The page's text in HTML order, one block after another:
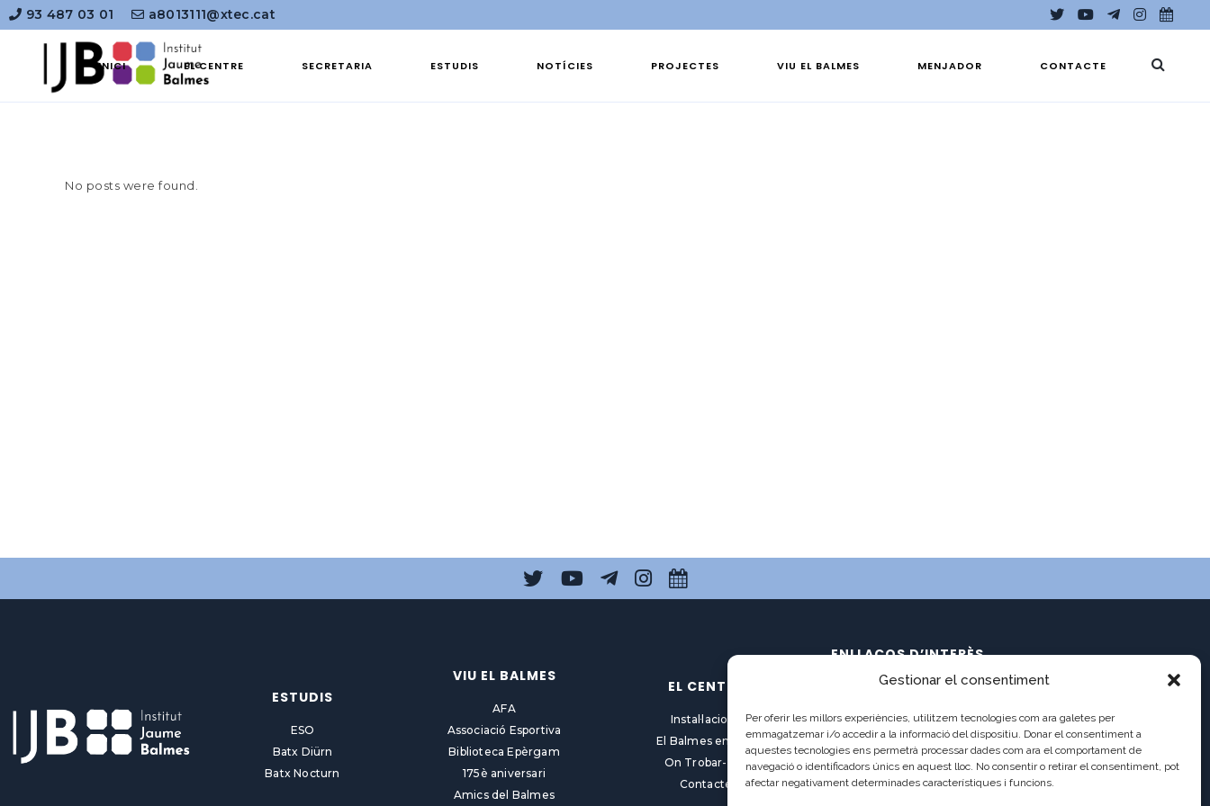
Gestionar el consentiment
Per oferir les millors experiències, utilitzem tecnologies com ara galetes per
emmagatzemar i/o accedir a la informació del dispositiu. Donar el consentiment a
aquestes tecnologies ens permetrà processar dades com ara el comportament de
navegació o identificadors únics en aquest lloc. No consentir o retirar el consentiment, pot
afectar negativament determinades característiques i funcions.
93 487 03 01 a8013111@xtec.cat
INICI EL CENTRE SECRETARIA ESTUDIS NOTÍCIES PROJECTES VIU EL BALMES MENJADOR CONTACTE
No posts were found.
ESTUDIS
ESO
Batx Diürn
Batx Nocturn
VIU EL BALMES
AFA
Associació Esportiva
Biblioteca Epèrgam
175è aniversari
Amics del Balmes
EL CENTRE
Instal·lacions
El Balmes en línia
On Trobar-nos
Contacte
ENLLAÇOS D’INTERÈS
Calendari
Ràdio Balmes
Balmes TV2
Balmes TV (antic)
08009 Barcelona
a8013111@xtec.cat